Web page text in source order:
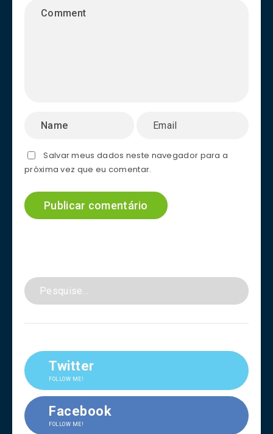
Salvar meus dados neste navegador para a
próxima vez que eu comentar.
Twitter
FOLLOW ME!
Facebook
FOLLOW ME!